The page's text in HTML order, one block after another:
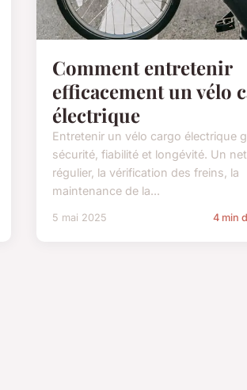
Comment entretenir
efficacement un vélo
électrique
Entretenir un vélo cargo électrique
sécurité, fiabilité et longévité. Un
régulier, la vérification des freins, la
maintenance de la...
5 mai 2025 4 min